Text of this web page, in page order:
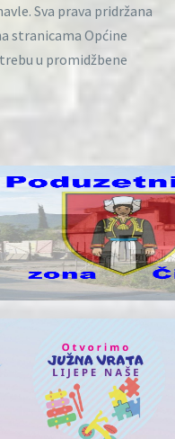
Sva prava pridržana
stranicama Općine
u promidžbene